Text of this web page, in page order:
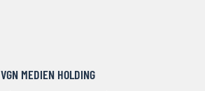
VGN MEDIEN HOLDING